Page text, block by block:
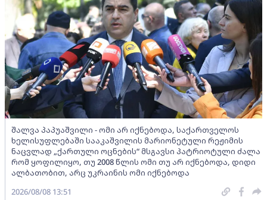
შალვა პაპუაშვილი - ომი არ იქნებოდა, საქართველოს
ხელისუფლებაში სააკაშვილის მარიონეტული რეჟიმის
ნაცვლად „ქართული ოცნების“ მსგავსი პატრიოტული ძალა
რომ ყოფილიყო, თუ 2008 წლის ომი თუ არ იქნებოდა, დიდი
ალბათობით, არც უკრაინის ომი იქნებოდა
2026/08/08 13:51